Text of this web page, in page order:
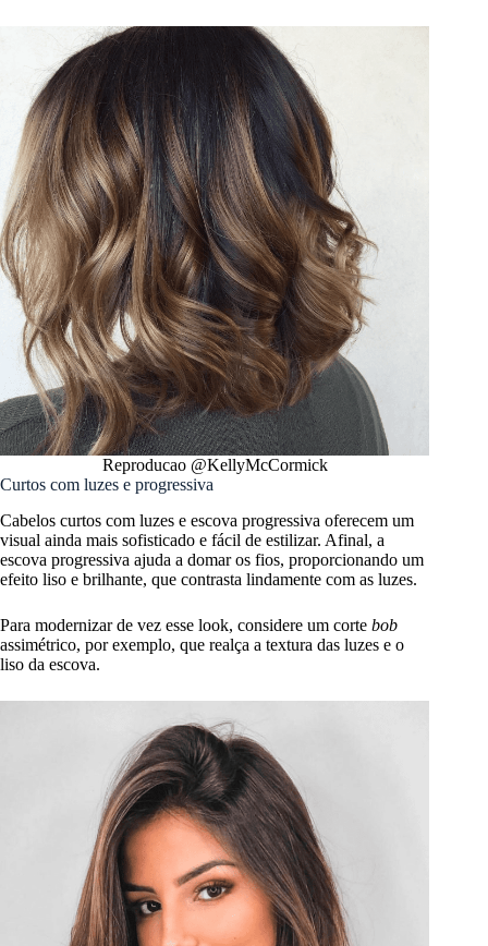
Reproducao @KellyMcCormick
Curtos com luzes e progressiva
Cabelos curtos com luzes e escova progressiva oferecem um
visual ainda mais sofisticado e fácil de estilizar. Afinal, a
escova progressiva ajuda a domar os fios, proporcionando um
efeito liso e brilhante, que contrasta lindamente com as luzes.
Para modernizar de vez esse look, considere um corte bob
assimétrico, por exemplo, que realça a textura das luzes e o
liso da escova.